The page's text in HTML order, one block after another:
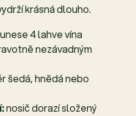
krásná dlouho.
4 lahve vína
nezávadným
šedá, hnědá nebo
nosič dorazí složený